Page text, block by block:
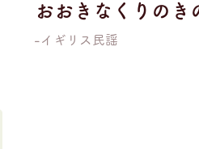
おおきなくりのき
-イギリス民謡